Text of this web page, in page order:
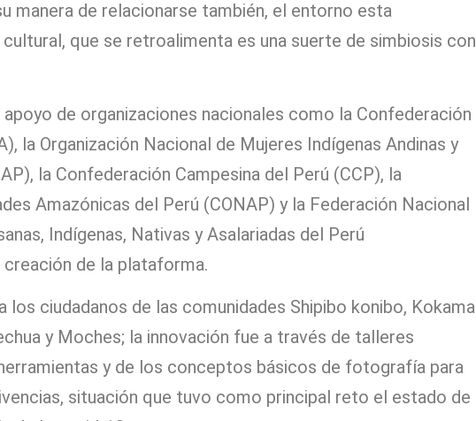
manera de relacionarse también, el entorno esta
que se retroalimenta es una suerte de simbiosis con
de organizaciones nacionales como la Confederación
la Organización Nacional de Mujeres Indígenas Andinas y
la Confederación Campesina del Perú (CCP), la
Amazónicas del Perú (CONAP) y la Federación Nacional
Indígenas, Nativas y Asalariadas del Perú
de la plataforma.
los ciudadanos de las comunidades Shipibo konibo, Kokama
y Moches; la innovación fue a través de talleres
y de los conceptos básicos de fotografía para
situación que tuvo como principal reto el estado de